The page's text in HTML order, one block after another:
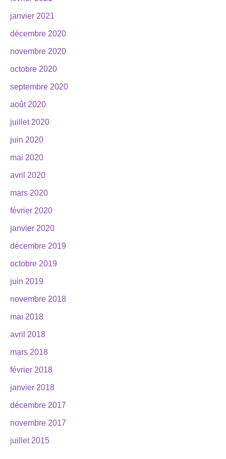
janvier 2021
décembre 2020
novembre 2020
octobre 2020
septembre 2020
août 2020
juillet 2020
juin 2020
mai 2020
avril 2020
mars 2020
février 2020
janvier 2020
décembre 2019
octobre 2019
juin 2019
novembre 2018
mai 2018
avril 2018
mars 2018
février 2018
janvier 2018
décembre 2017
novembre 2017
juillet 2015